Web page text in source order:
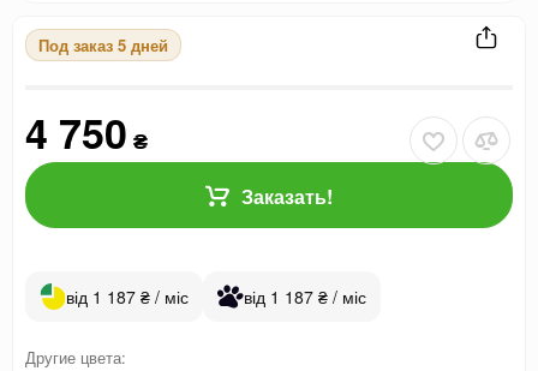
Под заказ 5 дней
4 750 ₴
Заказать!
від 1 187 ₴ / міс від 1 187 ₴ / міс
Другие цвета: